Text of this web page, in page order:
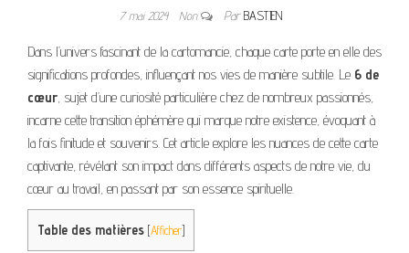
7 mai 2024 Non ParBASTIEN
Dans l’univers fascinant de la cartomancie, chaque carte porte en elle des
significations profondes, influençant nos vies de manière subtile. Le 6 de
cœur, sujet d’une curiosité particulière chez de nombreux passionnés,
incarne cette transition éphémère qui marque notre existence, évoquant à
la fois finitude et souvenirs. Cet article explore les nuances de cette carte
captivante, révélant son impact dans différents aspects de notre vie, du
cœur au travail, en passant par son essence spirituelle.
Table des matières [Afficher]